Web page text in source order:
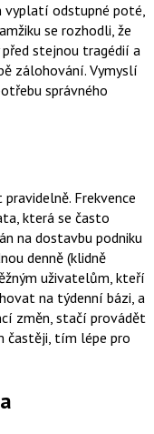
vyplatí odstupné poté,
se rozhodli, že
stejnou tragédií a
zálohování. Vymyslí
správného
Frekvence
která se často
na dostavbu podniku
denně (klidně
uživatelům, kteří
na týdenní bázi, a
změn, stačí provádět
častěji, tím lépe pro